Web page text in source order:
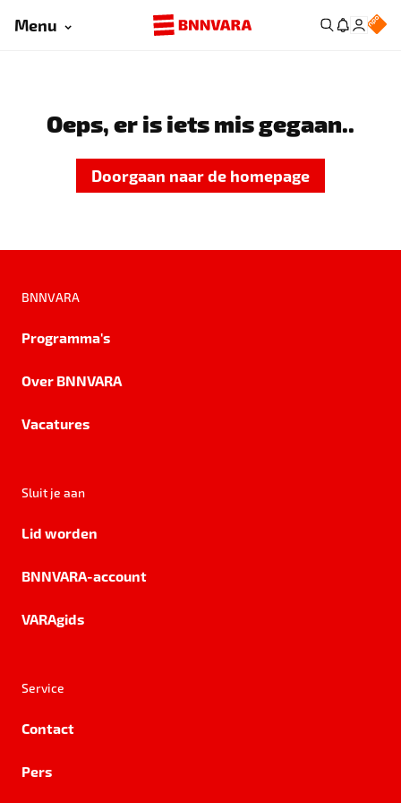
Menu
Oeps, er is iets mis gegaan..
Doorgaan naar de homepage
BNNVARA
Programma's
Over BNNVARA
Vacatures
Sluit je aan
Lid worden
BNNVARA-account
VARAgids
Service
Contact
Pers